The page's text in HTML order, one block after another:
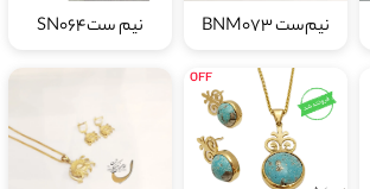
نیم‌ست BNM073 نیم ستSN064